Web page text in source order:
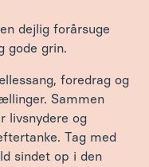
sindet op i den
i en skøn
selvfølgelig lækre,
fremragende